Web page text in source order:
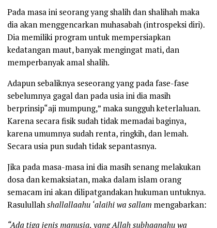
Pada masa ini seorang yang shalih dan shalihah maka
dia akan menggencarkan muhasabah (introspeksi diri).
Dia memiliki program untuk mempersiapkan
kedatangan maut, banyak mengingat mati, dan
memperbanyak amal shalih.
Adapun sebaliknya seseorang yang pada fase-fase
sebelumnya gagal dan pada usia ini dia masih
berprinsip“aji mumpung,” maka sungguh keterlaluan.
Karena secara fisik sudah tidak memadai baginya,
karena umumnya sudah renta, ringkih, dan lemah.
Secara usia pun sudah tidak sepantasnya.
Jika pada masa-masa ini dia masih senang melakukan
dosa dan kemaksiatan, maka dalam islam orang
semacam ini akan dilipatgandakan hukuman untuknya.
Rasulullahshallallaahu ‘alaihi wa sallam mengabarkan:
“Ada tiga jenis manusia, yang Allah subhaanahu wa